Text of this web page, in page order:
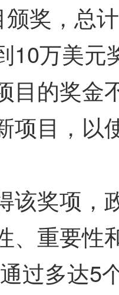
奖，总
10万美元
目的奖金
项目，以
奖项，
、重要性
过多达5